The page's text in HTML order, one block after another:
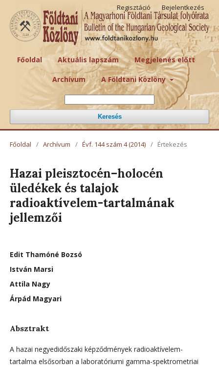
Főoldal Aktuális lapszám Megjelenés előtt
Archívum A Földtani Közlöny
Keresés
Regisztáció Bejelentkezés
Főoldal / Archívum / Évf. 144 szám 4 (2014) / Értekezés
Hazai pleisztocén–holocén
üledékek és talajok
radioaktívelem-tartalmának
jellemzői
Edit Thamóné Bozsó
István Marsi
Attila Nagy
Árpád Magyari
Absztrakt
A hazai negyedidőszaki képződmények radioaktívelem-
tartalma elsősorban a laboratóriumi gamma-spektrometriai